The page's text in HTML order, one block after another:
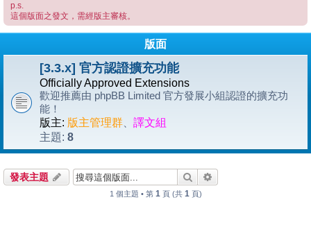
p.s.
這個版面之發文，需經版主審核。
版面
[3.3.x] 官方認證擴充功能
Officially Approved Extensions
歡迎推薦由 phpBB Limited 官方發展小組認證的擴充功
能！
版主: 版主管理群
譯文組
主題: 8
發表主題 搜尋
1 個主題 • 第 1 頁 (共 1 頁)